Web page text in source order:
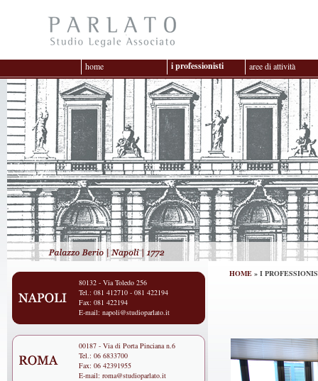
home i professionisti aree di attività
HOME » I
80132 - Via Toledo 256
Tel.: 081 412710 - 081 422194
Fax: 081 422194
E-mail: napoli@studioparlato.it
00187 - Via di Porta Pinciana n.6
Tel.: 06 6833700
Fax: 06 42391955
E-mail: roma@studioparlato.it